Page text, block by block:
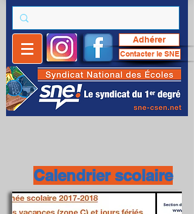
Adhérer
Contacter le SNE
Calendrier scolaire